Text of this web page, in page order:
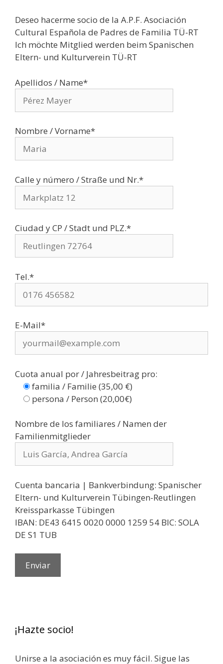
Deseo hacerme socio de la A.P.F. Asociación
Cultural Española de Padres de Familia TÜ-RT
Ich möchte Mitglied werden beim Spanischen
Eltern- und Kulturverein TÜ-RT
Apellidos / Name*
Nombre / Vorname*
Calle y número / Straße und Nr.*
Ciudad y CP / Stadt und PLZ.*
Tel.*
E-Mail*
Cuota anual por / Jahresbeitrag pro:
familia / Familie (35,00 €)
persona / Person (20,00€)
Nombre de los familiares / Namen der
Familienmitglieder
Cuenta bancaria | Bankverbindung: Spanischer
Eltern- und Kulturverein Tübingen-Reutlingen
Kreissparkasse Tübingen
IBAN: DE43 6415 0020 0000 1259 54 BIC: SOLA
DE S1 TUB
¡Hazte socio!
Unirse a la asociación es muy fácil. Sigue las